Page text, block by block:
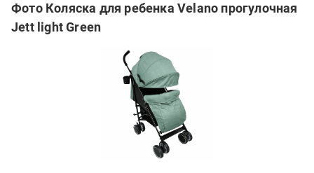
Фото Коляска для ребенка Velano прогулочная
Jett light Green